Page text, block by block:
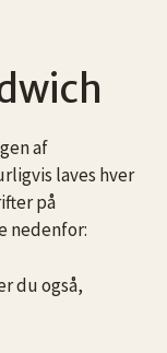
af
laves hver
på
nedenfor:
du også,